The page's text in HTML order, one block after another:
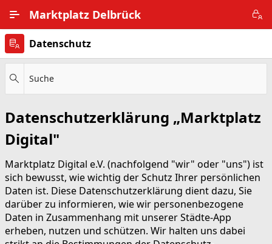
Marktplatz Delbrück
Alle Ortsteile
Impressum
Datenschutz
Datenschutz
Suche
Datenschutzerklärung „Marktplatz
Digital"
Marktplatz Digital e.V. (nachfolgend "wir" oder "uns") ist
sich bewusst, wie wichtig der Schutz Ihrer persönlichen
Daten ist. Diese Datenschutzerklärung dient dazu, Sie
darüber zu informieren, wie wir personenbezogene
Daten in Zusammenhang mit unserer Städte-App
erheben, nutzen und schützen. Wir halten uns dabei